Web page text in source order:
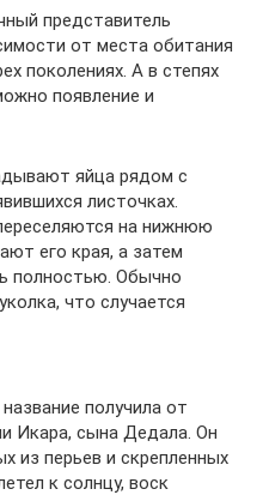
представитель
от места обитания
поколениях. А в степях
появление и
яйца рядом с
листочках.
на нижнюю
его края, а затем
полностью. Обычно
что случается
получила от
Икара, сына Дедала. Он
из перьев и скрепленных
к солнцу, воск